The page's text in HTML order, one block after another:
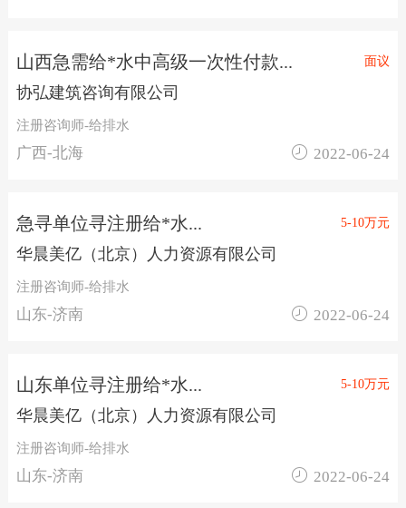
山西急需给*水中高级一次性付款... 面议
协弘建筑咨询有限公司
注册咨询师-给排水
广西-北海  2022-06-24
急寻单位寻注册给*水... 5-10万元
华晨美亿（北京）人力资源有限公司
注册咨询师-给排水
山东-济南  2022-06-24
山东单位寻注册给*水... 5-10万元
华晨美亿（北京）人力资源有限公司
注册咨询师-给排水
山东-济南  2022-06-24